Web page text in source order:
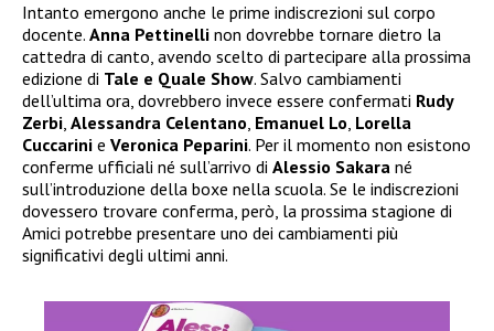
Intanto emergono anche le prime indiscrezioni sul corpo
docente. Anna Pettinelli non dovrebbe tornare dietro la
cattedra di canto, avendo scelto di partecipare alla prossima
edizione di Tale e Quale Show. Salvo cambiamenti
dell’ultima ora, dovrebbero invece essere confermati Rudy
Zerbi, Alessandra Celentano, Emanuel Lo, Lorella
Cuccarini e Veronica Peparini. Per il momento non esistono
conferme ufficiali né sull’arrivo di Alessio Sakara né
sull’introduzione della boxe nella scuola. Se le indiscrezioni
dovessero trovare conferma, però, la prossima stagione di
Amici potrebbe presentare uno dei cambiamenti più
significativi degli ultimi anni.